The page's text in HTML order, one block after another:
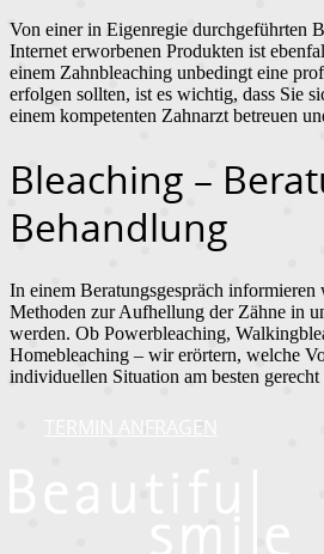
Von einer in Eigenregie durchgeführten
Internet erworbenen Produkten ist
einem Zahnbleaching unbedingt eine
erfolgen sollten, ist es wichtig, dass Sie
einem kompetenten Zahnarzt betreuen
Bleaching –
Behandlung
In einem Beratungsgespräch
Methoden zur Aufhellung der Zähne in
werden. Ob Powerbleaching,
Homebleaching – wir erörtern, welche
individuellen Situation am besten
TERMIN ANFRAGEN